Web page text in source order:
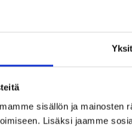
sisällön ja mainosten
Lisäksi jaamme